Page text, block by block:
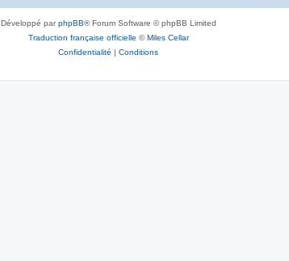
Développé parphpBB® Forum Software © phpBB Limited
Traduction française officielle ©Miles Cellar
Confidentialité | Conditions